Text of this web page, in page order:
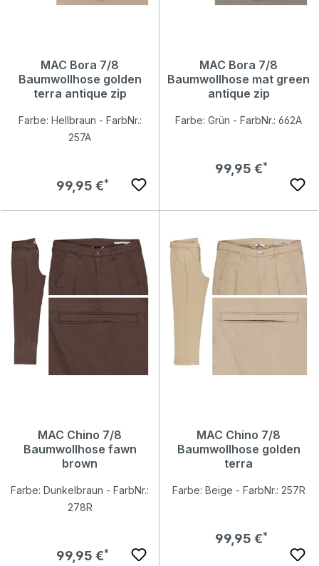
MAC Bora 7/8
Baumwollhose golden
terra antique zip
Farbe: Hellbraun - FarbNr.:
257A
Regulärer Preis:
99,95 €
MAC Bora 7/8
Baumwollhose mat green
antique zip
Farbe: Grün - FarbNr.: 662A
Regulärer Preis:
99,95 €
MAC Chino 7/8
Baumwollhose fawn
brown
Farbe: Dunkelbraun - FarbNr.:
278R
Regulärer Preis:
99,95 €
MAC Chino 7/8
Baumwollhose golden
terra
Farbe: Beige - FarbNr.: 257R
Regulärer Preis:
99,95 €